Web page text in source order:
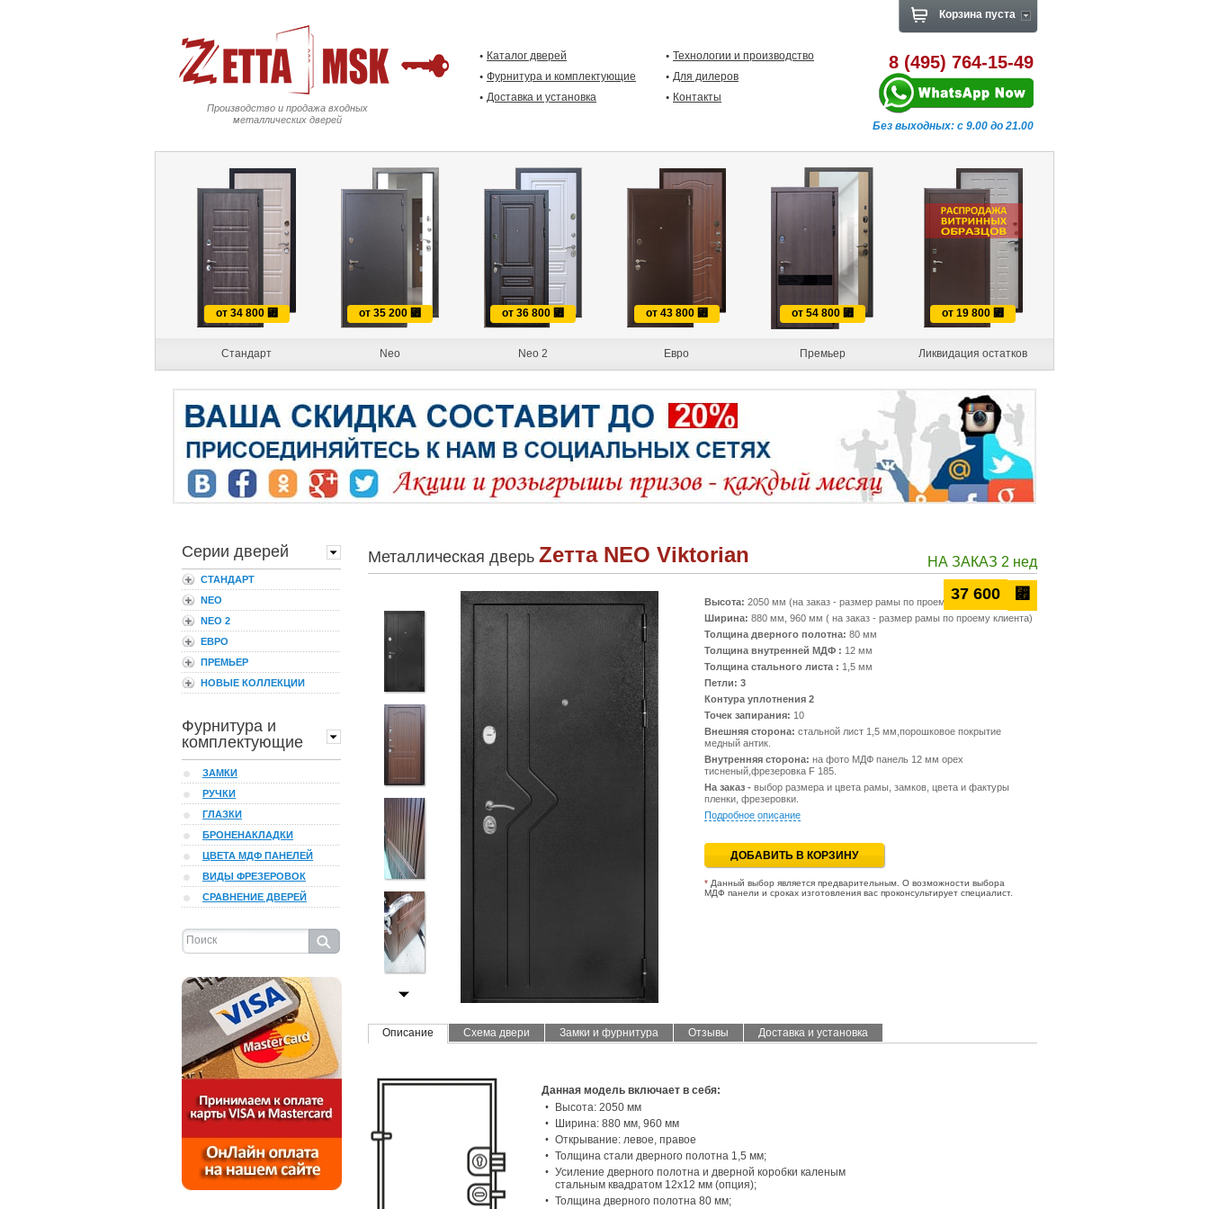
Производство и продажа входных
металлических дверей
Каталог дверей
Фурнитура и комплектующие
Доставка и установка
Технологии и производство
Для дилеров
Контакты
Корзина пуста
8 (495) 764-15-49
Без выходных: с 9.00 до 21.00
от 34 800 ⃏
Стандарт
от 35 200 ⃏
Neo
от 36 800 ⃏
Neo 2
от 43 800 ⃏
Евро
от 54 800 ⃏
Премьер
от 19 800 ⃏
Ликвидация остатков
Серии дверей
СТАНДАРТ
NEO
NEO 2
ЕВРО
ПРЕМЬЕР
НОВЫЕ КОЛЛЕКЦИИ
Фурнитура и
комплектующие
ЗАМКИ
РУЧКИ
ГЛАЗКИ
БРОНЕНАКЛАДКИ
ЦВЕТА МДФ ПАНЕЛЕЙ
ВИДЫ ФРЕЗЕРОВОК
СРАВНЕНИЕ ДВЕРЕЙ
Металлическая дверь Zeттa NEO Viktorian НА ЗАКАЗ 2 нед
37 600 ⃏
Высота: 2050 мм (на заказ - размер рамы по проему клиента)
Ширина: 880 мм, 960 мм ( на заказ - размер рамы по проему клиента)
Толщина дверного полотна: 80 мм
Толщина внутренней МДФ : 12 мм
Толщина стального листа : 1,5 мм
Петли: 3
Контура уплотнения 2
Точек запирания: 10
Внешняя сторона: стальной лист 1,5 мм,порошковое покрытие
медный антик.
Внутренняя сторона: на фото МДФ панель 12 мм орех
тисненый,фрезеровка F 185.
На заказ - выбор размера и цвета рамы, замков, цвета и фактуры
пленки, фрезеровки.
Подробное описание
* Данный выбор является предварительным. О возможности выбора
МДФ панели и сроках изготовления вас проконсультирует специалист.
Описание Схема двери Замки и фурнитура Отзывы Доставка и установка
Данная модель включает в себя:
Высота: 2050 мм
Ширина: 880 мм, 960 мм
Открывание: левое, правое
Толщина стали дверного полотна 1,5 мм;
Усиление дверного полотна и дверной коробки каленым
стальным квадратом 12х12 мм (опция);
Толщина дверного полотна 80 мм;